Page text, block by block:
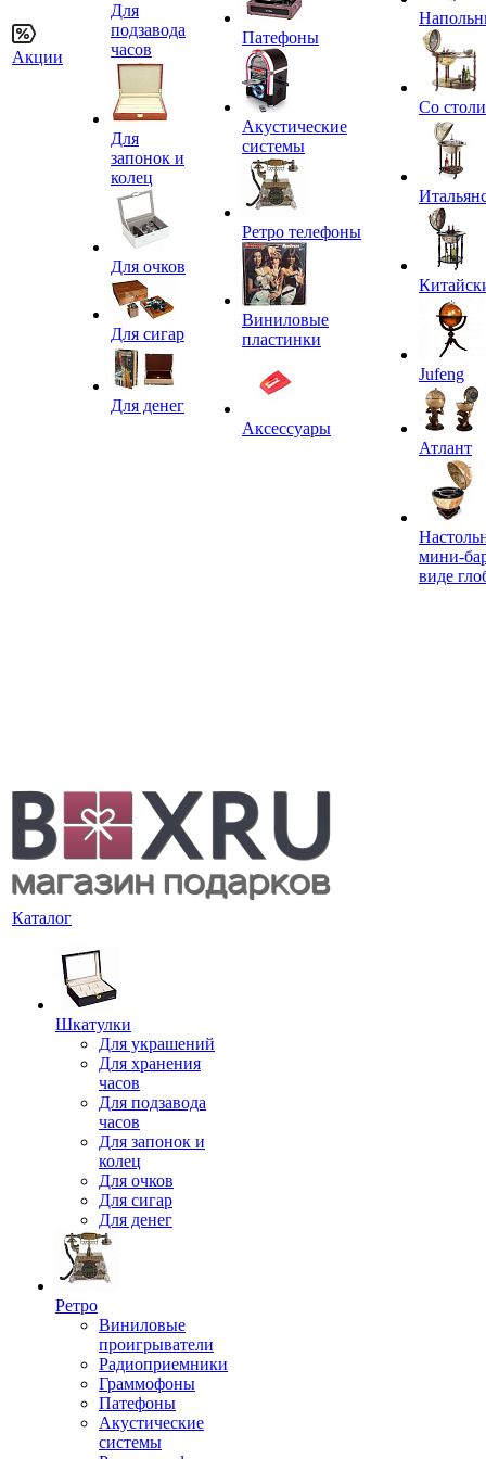
Акции
Для
подзавода
часов
Для
запонок и
колец
Для очков
Для сигар
Для денег
Патефоны
Акустические
системы
Ретро телефоны
Виниловые
пластинки
Аксессуары
Со
Jufeng
Атлант
мини-
виде
Каталог
Шкатулки
Для украшений
Для хранения
часов
Для подзавода
часов
Для запонок и
колец
Для очков
Для сигар
Для денег
Ретро
Виниловые
проигрыватели
Радиоприемники
Граммофоны
Патефоны
Акустические
системы